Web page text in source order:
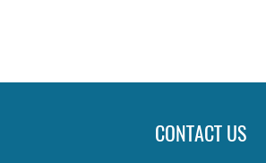
CONTACT US